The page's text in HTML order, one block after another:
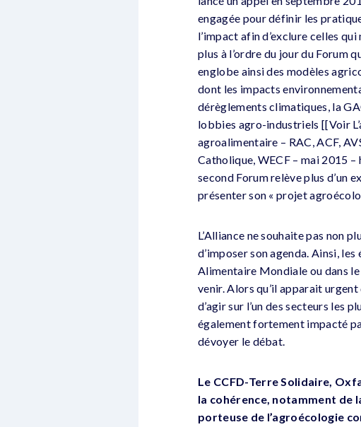
engagée pour définir les
l’impact afin d’exclure celles
plus à l’ordre du jour du Forum
englobe ainsi des modèles
dont les impacts
dérèglements climatiques, la
lobbies agro-industriels [[Voir
agroalimentaire – RAC, ACF,
Catholique, WECF – mai 2015
second Forum relève plus d’un
présenter son « projet
L’Alliance ne souhaite pas non
d’imposer son agenda. Ainsi,
Alimentaire Mondiale ou dans
venir. Alors qu’il apparait
d’agir sur l’un des secteurs les
également fortement impacté
dévoyer le débat.
Le CCFD-Terre Solidaire,
la cohérence, notamment de
porteuse de l’agroécologie